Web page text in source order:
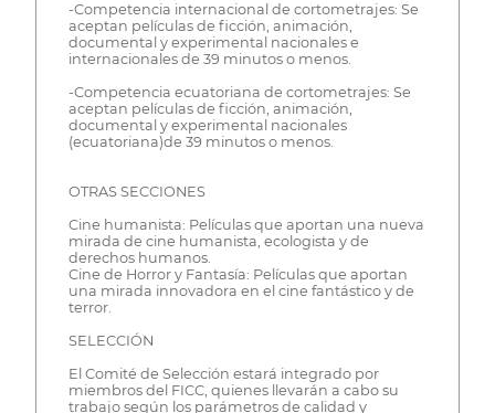
-Competencia internacional de cortometrajes: Se
aceptan películas de ficción, animación,
documental y experimental nacionales e
internacionales de 39 minutos o menos.
-Competencia ecuatoriana de cortometrajes: Se
aceptan películas de ficción, animación,
documental y experimental nacionales
(ecuatoriana)de 39 minutos o menos.
OTRAS SECCIONES
Cine humanista: Películas que aportan una nueva
mirada de cine humanista, ecologista y de
derechos humanos.
Cine de Horror y Fantasía: Películas que aportan
una mirada innovadora en el cine fantástico y de
terror.
SELECCIÓN
El Comité de Selección estará integrado por
miembros del FICC, quienes llevarán a cabo su
trabajo según los parámetros de calidad y